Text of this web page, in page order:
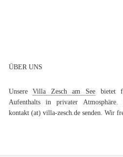
ÜBER UNS
UnsereVilla Zesch am Seebietet
Aufenthalts in privater Atmosphäre.
kontakt (at) villa-zesch.de senden. Wir